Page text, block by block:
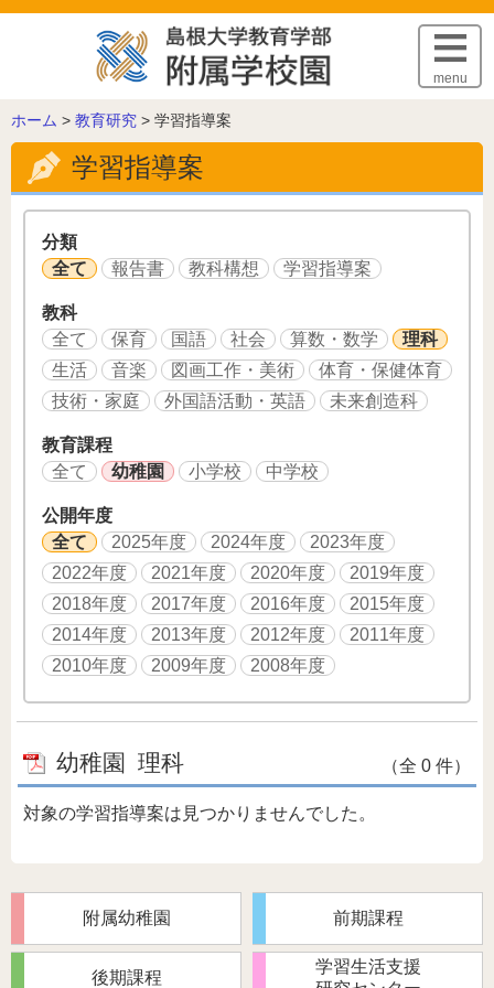
このページの本文へ
menu
こ
の
ー
ジ
ホーム > 教育研究 > 学習指導案
学習指導案
分類
全て
報告書 教科構想 学習指導案
教科
全て
保育 国語 社会 算数・数学
理科
生活
音楽 図画工作・美術
体育・保健体育
技術・家庭
外国語活動・英語 未来創造科
教育課程
全て
幼稚園 小学校 中学校
公開年度
全て
2025年度 2024年度
2023年度
2022年度
2021年度 2020年度
2019年度
2018年度
2017年度 2016年度
2015年度
2014年度
2013年度 2012年度
2011年度
2010年度
2009年度 2008年度
幼稚園 理科 （全 0 件）
対象の学習指導案は見つかりませんでした。
附属幼稚園 前期課程
後期課程
学習生活支援